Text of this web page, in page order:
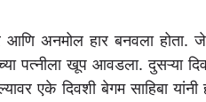
अनमोल हार बनवला होता.
पत्नीला खूप आवडला. दुसऱ्या
एके दिवशी बेगम साहिबा यांनी